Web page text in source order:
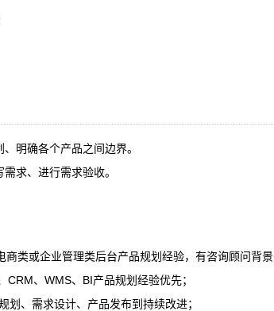
明确各个产品之间边界。
求、进行需求验收。
类或企业管理类后台产品规划经验，有咨询顾问背景
、WMS、BI产品规划经验优先；
、需求设计、产品发布到持续改进；